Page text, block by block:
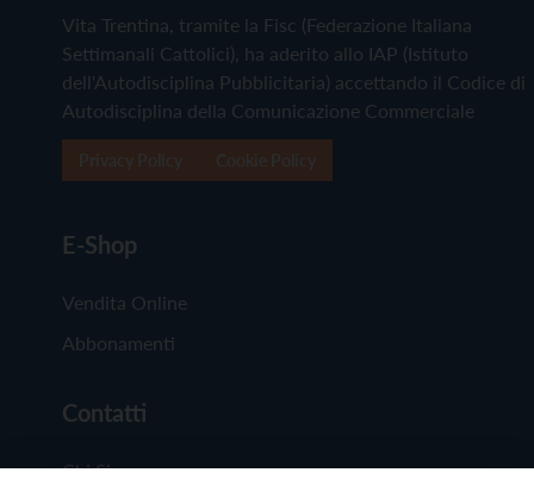
Vita Trentina, tramite la Fisc (Federazione Italiana
Settimanali Cattolici), ha aderito allo IAP (Istituto
dell'Autodisciplina Pubblicitaria) accettando il Codice di
Autodisciplina della Comunicazione Commerciale
E-Shop
Vendita Online
Abbonamenti
Contatti
Chi Siamo